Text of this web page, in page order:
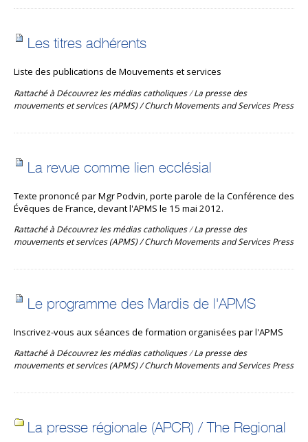
Les titres adhérents
Liste des publications de Mouvements et services
Rattaché à Découvrez les médias catholiques/La presse des
mouvements et services (APMS) / Church Movements and Services Press
La revue comme lien ecclésial
Texte prononcé par Mgr Podvin, porte parole de la Conférence des
Évêques de France, devant l'APMS le 15 mai 2012.
Rattaché à Découvrez les médias catholiques/La presse des
mouvements et services (APMS) / Church Movements and Services Press
Le programme des Mardis de l'APMS
Inscrivez-vous aux séances de formation organisées par l'APMS
Rattaché à Découvrez les médias catholiques/La presse des
mouvements et services (APMS) / Church Movements and Services Press
La presse régionale (APCR) / The Regional